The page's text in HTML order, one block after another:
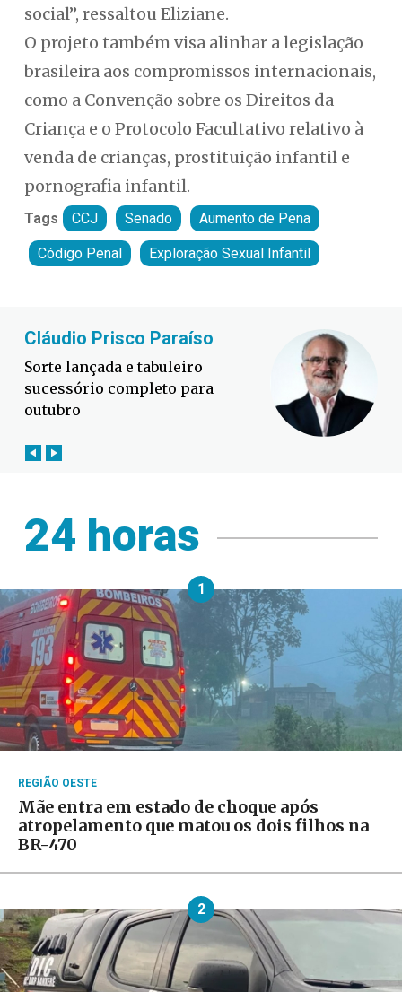
social”, ressaltou Eliziane.
O projeto também visa alinhar a legislação
brasileira aos compromissos internacionais,
como a Convenção sobre os Direitos da
Criança e o Protocolo Facultativo relativo à
venda de crianças, prostituição infantil e
pornografia infantil.
Tags CCJ Senado Aumento de Pena
Código Penal Exploração Sexual Infantil
Cláudio Prisco Paraíso
Sorte lançada e tabuleiro
sucessório completo para
outubro
24 horas
1
REGIÃO OESTE
Mãe entra em estado de choque após
atropelamento que matou os dois filhos na
BR-470
2